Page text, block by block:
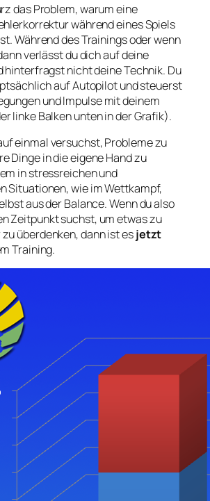
das Problem, warum eine
während eines Spiels
Während des Trainings oder wenn
verlässt du dich auf deine
hinterfragst nicht deine Technik. Du
auf Autopilot und steuerst
und Impulse mit deinem
linke Balken unten in der Grafik).
einmal versuchst, Probleme zu
Dinge in die eigene Hand zu
in stressreichen und
Situationen, wie im Wettkampf,
aus der Balance. Wenn du also
Zeitpunkt suchst, um etwas zu
überdenken, dann ist esjetzt
Training.